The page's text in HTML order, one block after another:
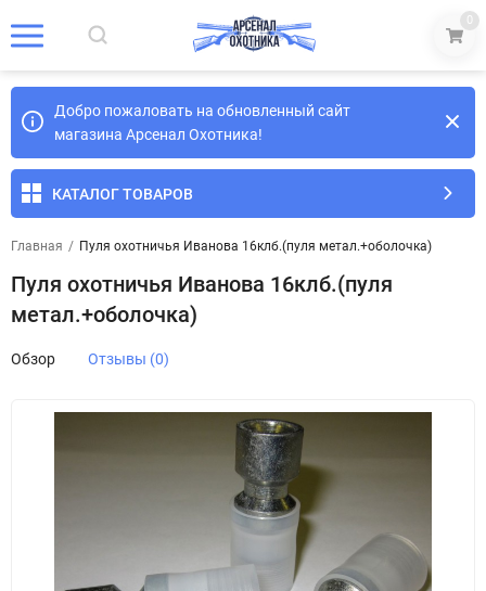
0
Добро пожаловать на обновленный сайт
магазина Арсенал Охотника!
КАТАЛОГ ТОВАРОВ
Главная / Пуля охотничья Иванова 16клб.(пуля метал.+оболочка)
Пуля охотничья Иванова 16клб.(пуля
метал.+оболочка)
Обзор Отзывы (0)